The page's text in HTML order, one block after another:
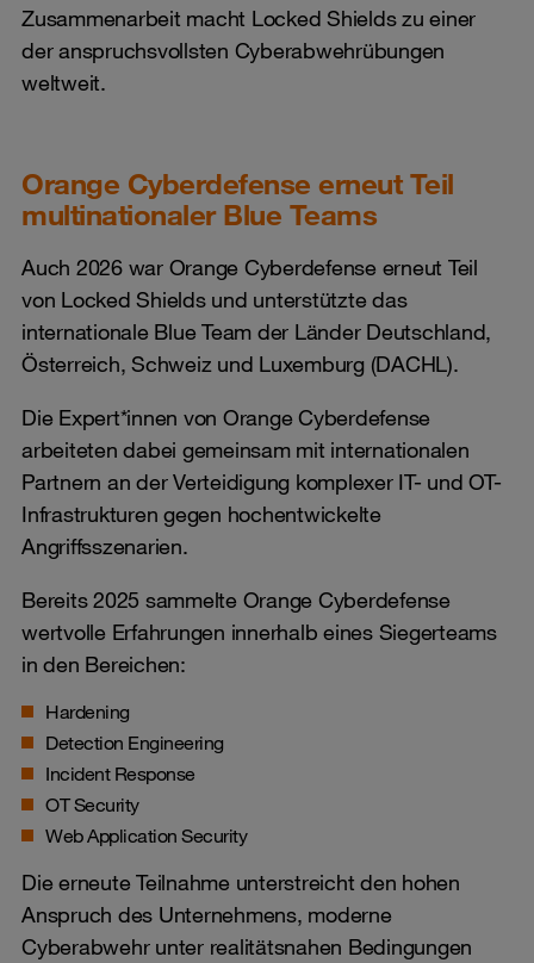
Zusammenarbeit macht Locked Shields zu einer
der anspruchsvollsten Cyberabwehrübungen
weltweit.
Orange Cyberdefense erneut Teil
multinationaler Blue Teams
Auch 2026 war Orange Cyberdefense erneut Teil
von Locked Shields und unterstützte das
internationale Blue Team der Länder Deutschland,
Österreich, Schweiz und Luxemburg (DACHL).
Die Expert*innen von Orange Cyberdefense
arbeiteten dabei gemeinsam mit internationalen
Partnern an der Verteidigung komplexer IT- und OT-
Infrastrukturen gegen hochentwickelte
Angriffsszenarien.
Bereits 2025 sammelte Orange Cyberdefense
wertvolle Erfahrungen innerhalb eines Siegerteams
in den Bereichen:
Hardening
Detection Engineering
Incident Response
OT Security
Web Application Security
Die erneute Teilnahme unterstreicht den hohen
Anspruch des Unternehmens, moderne
Cyberabwehr unter realitätsnahen Bedingungen